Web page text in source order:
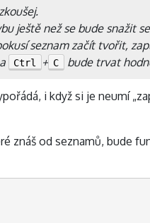
ještě než se bude snažit
seznam začít tvořit,
Ctrl + C bude trvat
i když si je neumí
znáš od seznamů, bude